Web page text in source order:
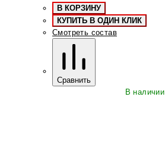
В КОРЗИНУ
КУПИТЬ В ОДИН КЛИК
Смотреть состав
Сравнить
В наличии